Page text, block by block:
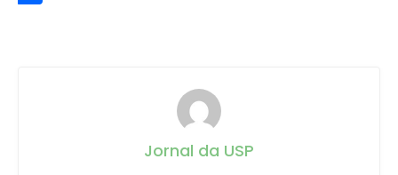
Jornal da USP